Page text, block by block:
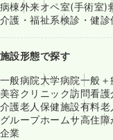
病棟外来オペ室(手術室)
介護・福祉系検診・健診
施設形態で探す
一般病院大学病院一般＋
美容クリニック訪問看護
介護老人保健施設有料老
グループホームサ高住障
企業